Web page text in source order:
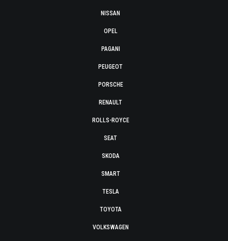
NISSAN
OPEL
PAGANI
PEUGEOT
PORSCHE
RENAULT
ROLLS-ROYCE
SEAT
SKODA
SMART
TESLA
TOYOTA
VOLKSWAGEN